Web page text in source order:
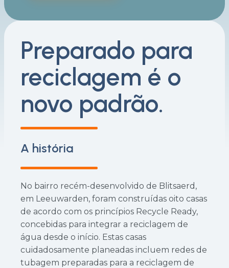
Preparado para
reciclagem é o
novo padrão.
A história
No bairro recém-desenvolvido de Blitsaerd,
em Leeuwarden, foram construídas oito casas
de acordo com os princípios Recycle Ready,
concebidas para integrar a reciclagem de
água desde o início. Estas casas
cuidadosamente planeadas incluem redes de
tubagem preparadas para a reciclagem de